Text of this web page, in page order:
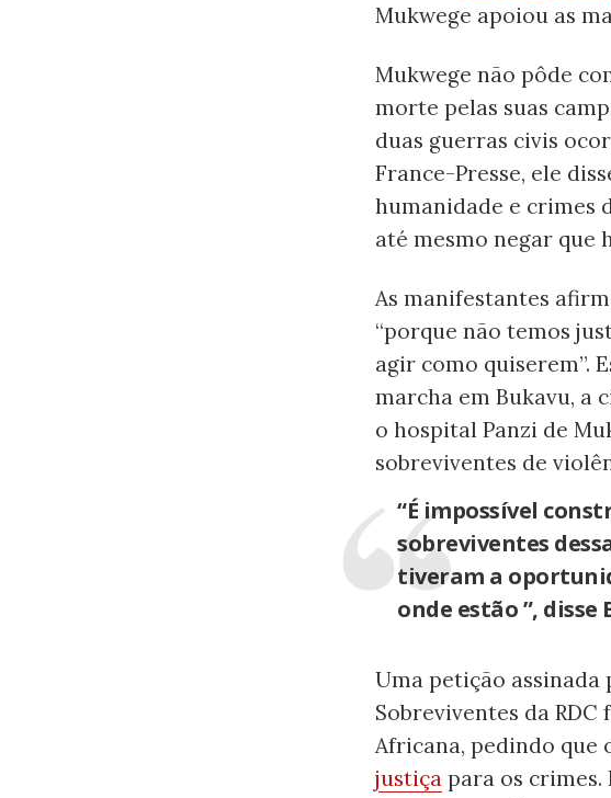
Mukwege apoiou as
Mukwege não pôde
morte pelas suas
duas guerras civis
France-Presse, ele
humanidade e crimes
até mesmo negar que
As manifestantes
“porque não temos
agir como quiserem”.
marcha em Bukavu, a
o hospital Panzi de
sobreviventes de
“É impossível
sobreviventes
tiveram a
onde estão ”,
Uma petição assinada
Sobreviventes da
Africana, pedindo que
justiça para os crimes.